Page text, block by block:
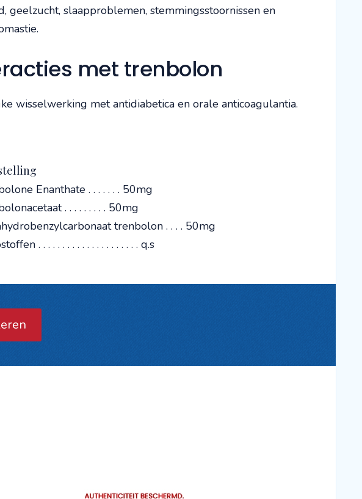
geelzucht, slaapproblemen, stemmingsstoornissen en
met trenbolon
wisselwerking met antidiabetica en orale anticoagulantia.
Enanthate . . . . . . . 50mg
. . . . . . . . . 50mg
trenbolon . . . . 50mg
. . . . . . . . . . . . . . . . . . . . . q.s